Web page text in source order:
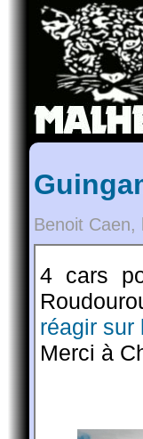
Benoit Caen,
4 cars
réagir sur
Merci à